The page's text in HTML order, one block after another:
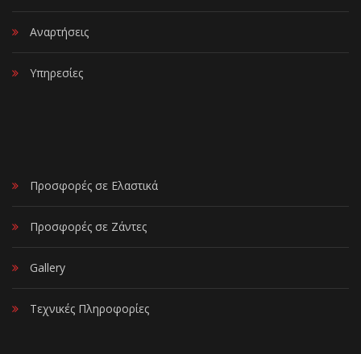
Αναρτήσεις
Υπηρεσίες
Προσφορές σε Ελαστικά
Προσφορές σε Ζάντες
Gallery
Τεχνικές Πληροφορίες